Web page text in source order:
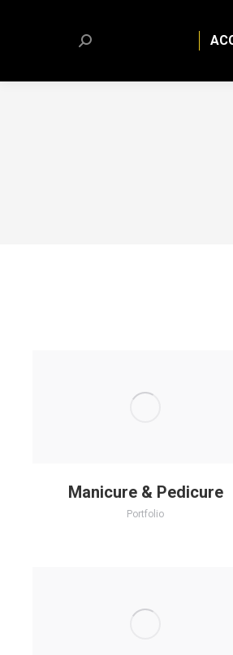
Search:
Manicure & Pedicure
Portfolio